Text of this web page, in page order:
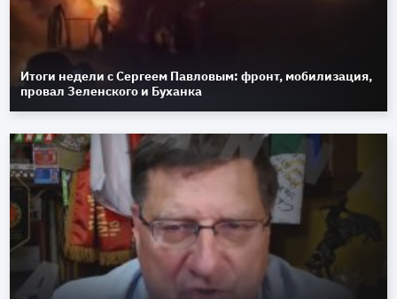
Итоги недели с Сергеем Павловым: фронт, мобилизация,
провал Зеленского и Буханка